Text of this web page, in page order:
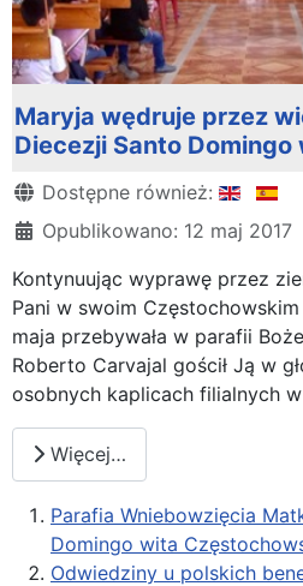
Maryja wędruje przez
Diecezji Santo Domingo
Szczegóły
Dostępne również:
Opublikowano: 12 maj 2017
Kontynuując wyprawę przez
Pani w swoim
maja przebywała w parafii
Roberto Carvajal gościł Ją w
osobnych kaplicach filialnych
Więcej…
Parafia Wniebowzięcia
Domingo wita
Odwiedziny u polskich